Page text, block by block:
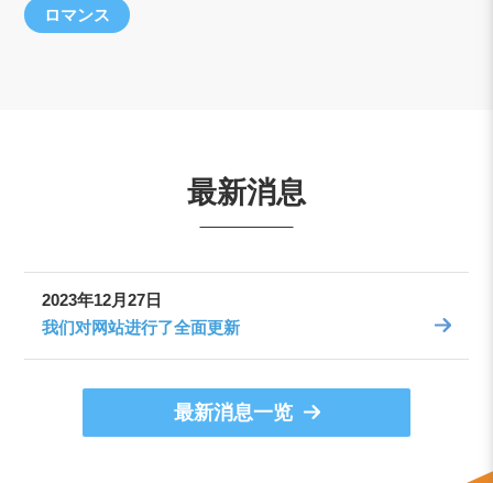
ロマンス
最新消息
2023年12月27日
我们对网站进行了全面更新
最新消息一览